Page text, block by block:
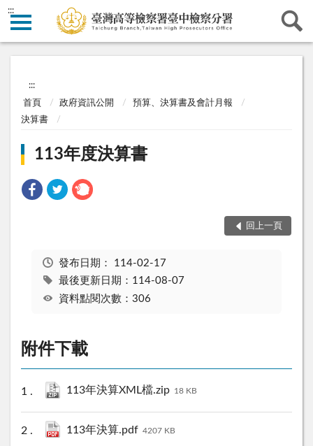
:::
:::
首頁 政府資訊公開
預算、決算書及會計月報
決算書
113年度決算書
回上一頁
發布日期： 114-02-17
最後更新日期：114-08-07
資料點閱次數：306
附件下載
113年決算XML檔.zip 18 KB
113年決算.pdf 4207 KB